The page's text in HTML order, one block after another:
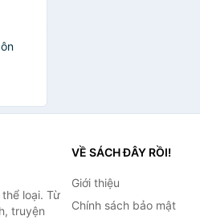
loại. Từ
truyện
VỀ SÁCH ĐÂY RỒI!
Giới thiệu
Chính sách bảo mật